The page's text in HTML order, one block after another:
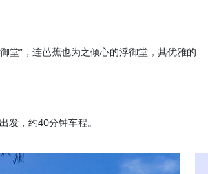
堂”，连芭蕉也为之倾心的浮御堂，其优雅的
发，约40分钟车程。